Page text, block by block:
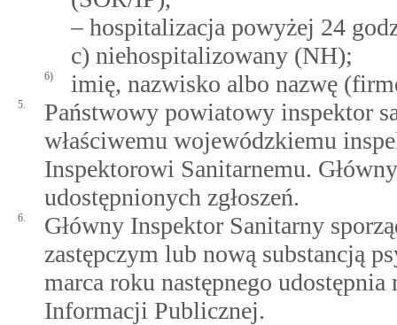
– hospitalizacja powyżej 24
c) niehospitalizowany (NH);
6) imię, nazwisko albo nazwę
5.
Państwowy powiatowy inspektor
właściwemu wojewódzkiemu
Inspektorowi Sanitarnemu.
udostępnionych zgłoszeń.
6.
Główny Inspektor Sanitarny
zastępczym lub nową substancją
marca roku następnego
Informacji Publicznej.